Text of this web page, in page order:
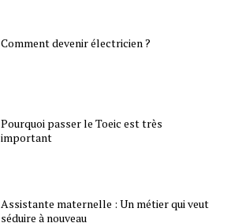
Comment devenir électricien ?
Pourquoi passer le Toeic est très
important
Assistante maternelle : Un métier qui veut
séduire à nouveau